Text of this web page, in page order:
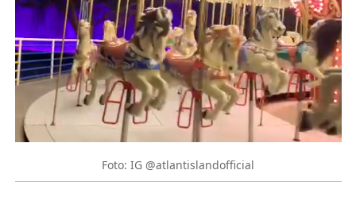
Foto: IG @atlantislandofficial